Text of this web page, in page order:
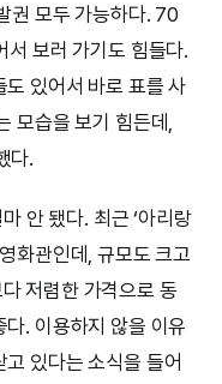
권 모두 가능하다. 70
서 보러 가기도 힘들다.
있어서 바로 표를 사
모습을 보기 힘든데,
다.
안 됐다. 최근 ‘아리랑
화관인데, 규모도 크고
저렴한 가격으로 동
. 이용하지 않을 이유
있다는 소식을 들어